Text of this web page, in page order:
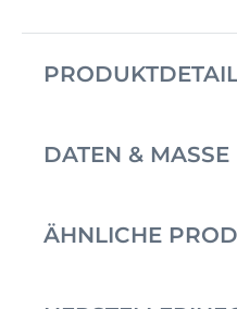
DATEN & MASSE
ÄHNLICHE